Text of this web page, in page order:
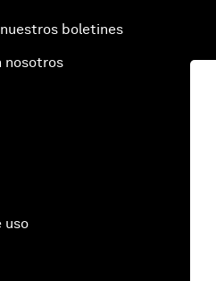
boletines
nosotros
uso